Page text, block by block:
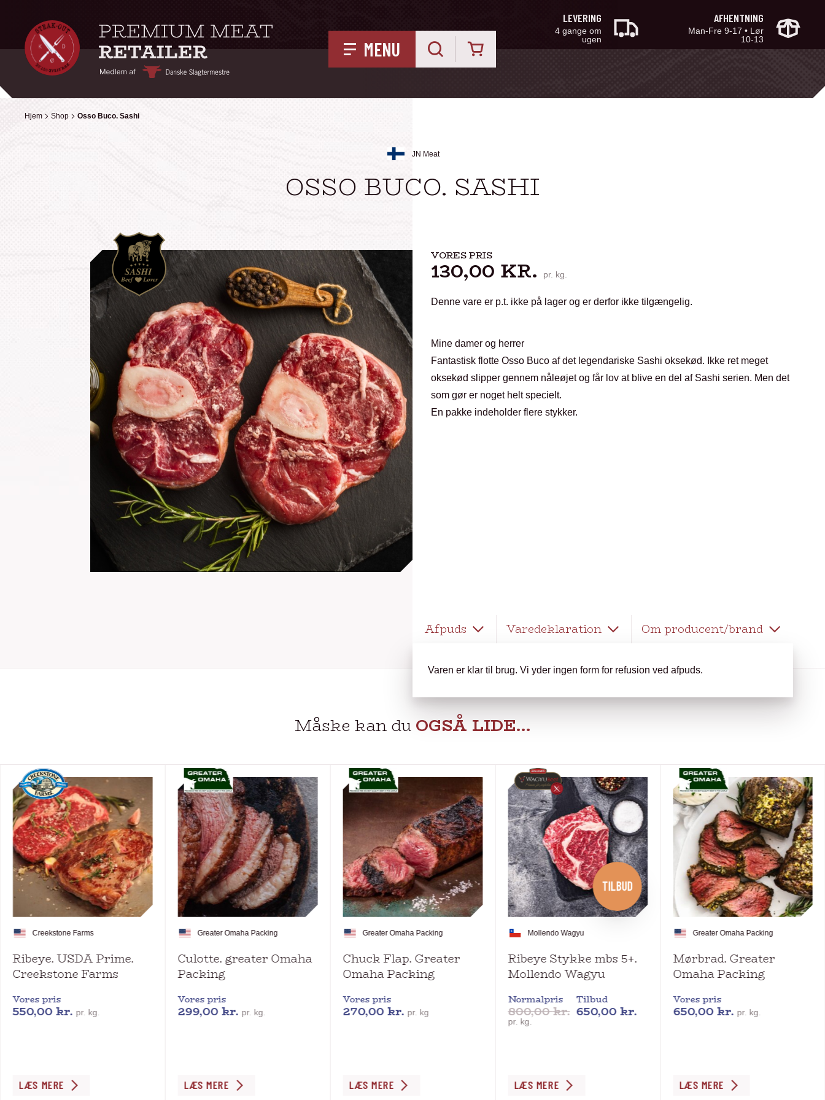
MENU
LEVERING
4 gange om
ugen
AFHENTNING
Man-Fre 9-17 • Lør
10-13
Hjem Shop Osso Buco. Sashi
Hjem Shop Osso Buco. Sashi
JN Meat
OSSO BUCO. SASHI
VORES PRIS
130,00 KR. pr. kg.
Denne vare er p.t. ikke på lager og er derfor ikke tilgængelig.
Mine damer og herrer
Fantastisk flotte Osso Buco af det legendariske Sashi oksekød. Ikke ret meget
oksekød slipper gennem nåleøjet og får lov at blive en del af Sashi serien. Men det
som gør er noget helt specielt.
En pakke indeholder flere stykker.
Afpuds Varedeklaration Om producent/brand
Varen er klar til brug. Vi yder ingen form for refusion ved afpuds.
Måske kan du OGSÅ LIDE…
Creekstone Farms
Ribeye. USDA Prime.
Creekstone Farms
Vores pris
550,00kr. pr. kg.
Dette
LÆS MERE
Greater Omaha Packing
Culotte. greater Omaha
Packing
Vores pris
299,00kr. pr. kg.
Dette
LÆS MERE
Greater Omaha Packing
Chuck Flap. Greater
Omaha Packing
Vores pris
270,00kr. pr. kg
Dette
LÆS MERE
TILBUD
Mollendo Wagyu
Ribeye Stykke mbs 5+.
Mollendo Wagyu
Normalpris
800,00kr.
Tilbud
650,00kr.
pr. kg.
Dette
LÆS MERE
Greater Omaha Packing
Mørbrad. Greater
Omaha Packing
Vores pris
650,00kr. pr. kg.
Dette
LÆS MERE